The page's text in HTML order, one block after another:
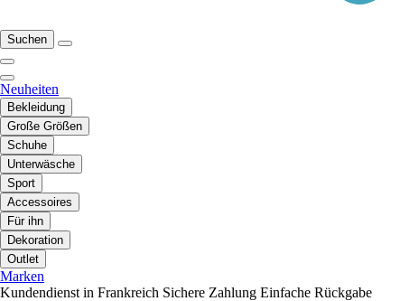
Suchen
Neuheiten
Bekleidung
Große Größen
Schuhe
Unterwäsche
Sport
Accessoires
Für ihn
Dekoration
Outlet
Marken
Kundendienst in Frankreich Sichere Zahlung Einfache Rückgabe